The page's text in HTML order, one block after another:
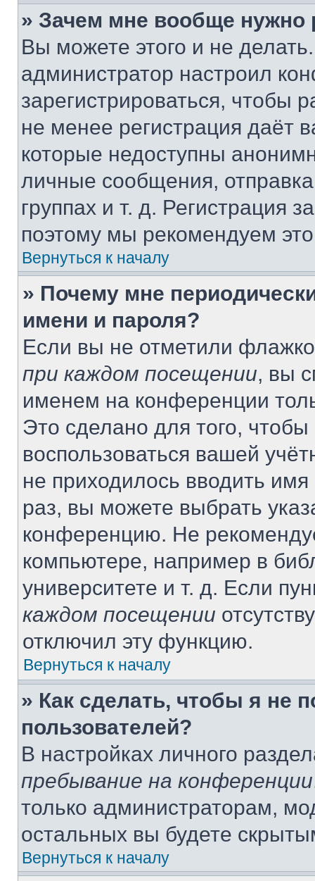
» Зачем мне вообще нужно
Вы можете этого и не
администратор настроил
зарегистрироваться, чтобы
не менее регистрация даёт
которые недоступны
личные сообщения,
группах и т. д. Регистрация
поэтому мы рекомендуем
Вернуться к началу
» Почему мне
имени и пароля?
Если вы не отметили
при каждом посещении, вы
именем на конференции
Это сделано для того, чтобы
воспользоваться вашей
не приходилось вводить
раз, вы можете выбрать
конференцию. Не
компьютере, например в
университете и т. д. Если
каждом посещении
отключил эту функцию.
Вернуться к началу
» Как сделать, чтобы я не
пользователей?
В настройках личного
пребывание на конференции
только администраторам,
остальных вы будете
Вернуться к началу